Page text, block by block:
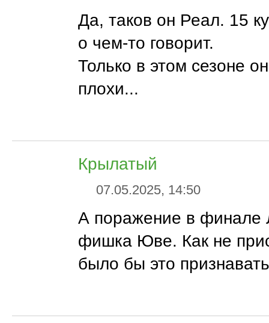
Да, таков он Реал. 15
о чем-то говорит.
Только в этом сезоне
плохи...
Крылатый
07.05.2025, 14:50
А поражение в финале
фишка Юве. Как не
было бы это